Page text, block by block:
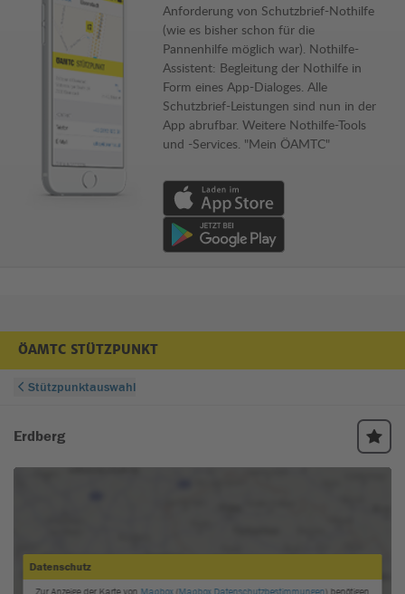
Anforderung von Schutzbrief-Nothilfe
(wie es bisher schon für die
Pannenhilfe möglich war). Nothilfe-
Assistent: Begleitung der Nothilfe in
Form eines App-Dialoges. Alle
Schutzbrief-Leistungen sind nun in der
App abrufbar. Weitere Nothilfe-Tools
und -Services. "Mein ÖAMTC"
Download von App im Apple App Store
Download von App im Google Play Store
ÖAMTC STÜTZPUNKT